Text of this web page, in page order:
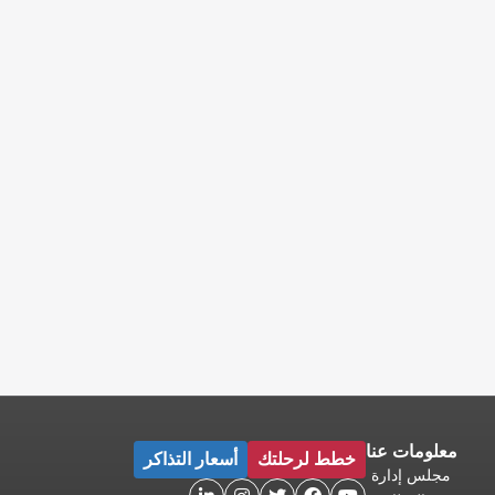
معلومات عنا
مجلس إدارة
خطط لرحلتك أسعار التذاكر